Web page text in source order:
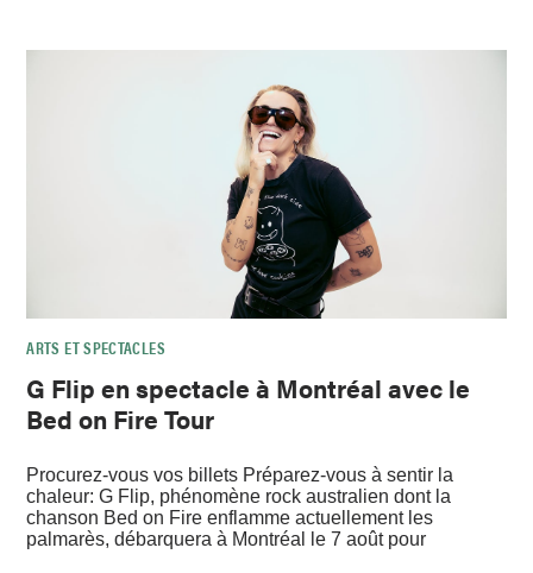
ARTS ET SPECTACLES
G Flip en spectacle à Montréal avec le
Bed on Fire Tour
Procurez-vous vos billets Préparez-vous à sentir la
chaleur: G Flip, phénomène rock australien dont la
chanson Bed on Fire enflamme actuellement les
palmarès, débarquera à Montréal le 7 août pour